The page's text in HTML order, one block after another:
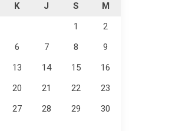
K J S
M
1
2
6 7 8
9
13 14 15
16
20 21 22
23
27 28 29
30